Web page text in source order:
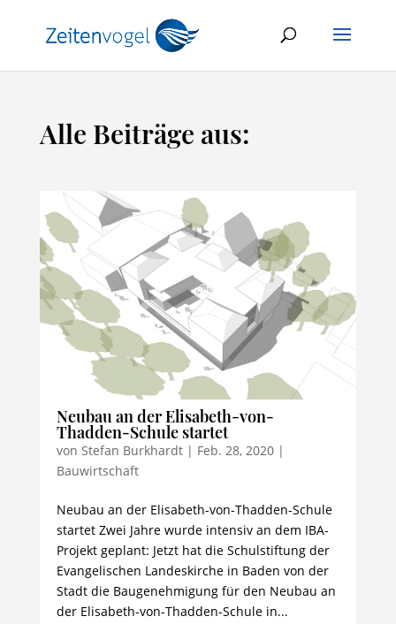
Alle Beiträge aus:
Neubau an der Elisabeth-von-
Thadden-Schule startet
von Stefan Burkhardt| Feb. 28, 2020|
Bauwirtschaft
Neubau an der Elisabeth-von-Thadden-Schule
startet Zwei Jahre wurde intensiv an dem IBA-
Projekt geplant: Jetzt hat die Schulstiftung der
Evangelischen Landeskirche in Baden von der
Stadt die Baugenehmigung für den Neubau an
der Elisabeth-von-Thadden-Schule in...